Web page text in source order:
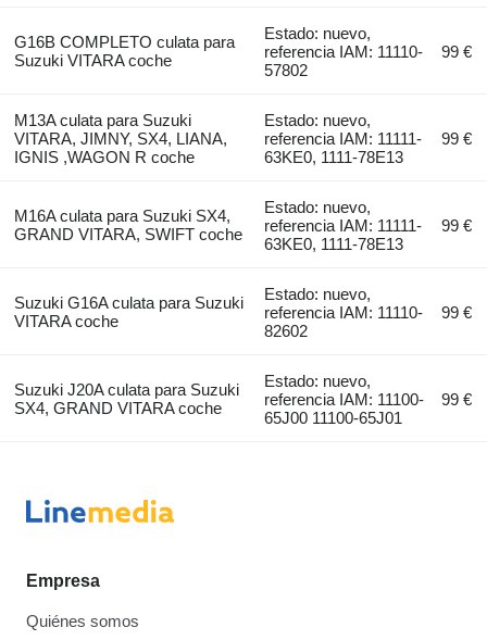
G16B COMPLETO culata para
Suzuki VITARA coche
Estado: nuevo,
referencia IAM: 11110-
57802
99 €
M13A culata para Suzuki
VITARA, JIMNY, SX4, LIANA,
IGNIS ,WAGON R coche
Estado: nuevo,
referencia IAM: 11111-
63KE0, 1111-78E13
99 €
M16A culata para Suzuki SX4,
GRAND VITARA, SWIFT coche
Estado: nuevo,
referencia IAM: 11111-
63KE0, 1111-78E13
99 €
Suzuki G16A culata para Suzuki
VITARA coche
Estado: nuevo,
referencia IAM: 11110-
82602
99 €
Suzuki J20A culata para Suzuki
SX4, GRAND VITARA coche
Estado: nuevo,
referencia IAM: 11100-
65J00 11100-65J01
99 €
Empresa
Quiénes somos